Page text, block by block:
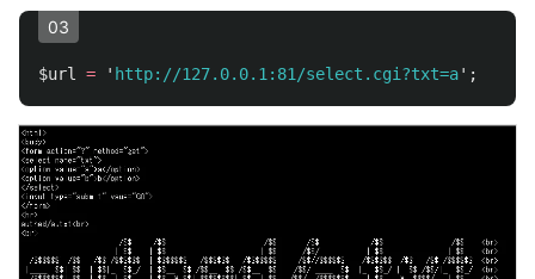
03
$url = ' http://127.0.0.1:81/select.cgi?txt=a';